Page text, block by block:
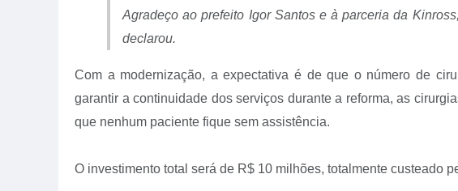
Agradeço ao prefeito Igor Santos e à parceria da
declarou.
Com a modernização, a expectativa é de que o número de
garantir a continuidade dos serviços durante a reforma, as
que nenhum paciente fique sem assistência.
O investimento total será de R$ 10 milhões, totalmente custeado